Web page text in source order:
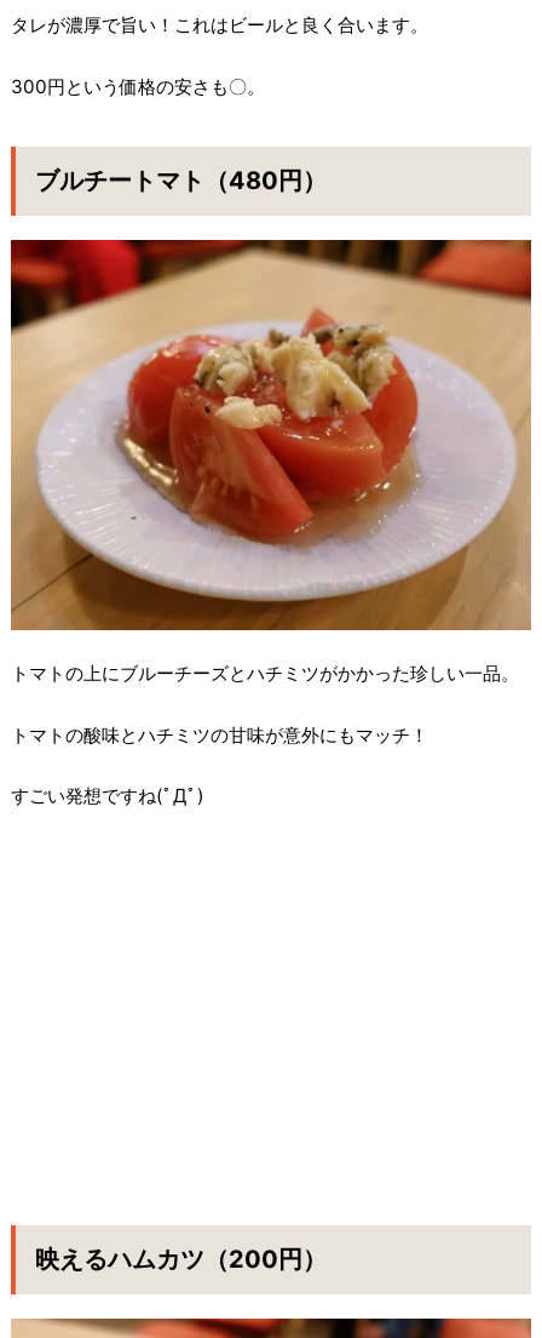
タレが濃厚で旨い！これはビールと良く合います。
300円という価格の安さも〇。
ブルチートマト（480円）
トマトの上にブルーチーズとハチミツがかかった珍しい一品。
トマトの酸味とハチミツの甘味が意外にもマッチ！
すごい発想ですね(ﾟДﾟ)
映えるハムカツ（200円）